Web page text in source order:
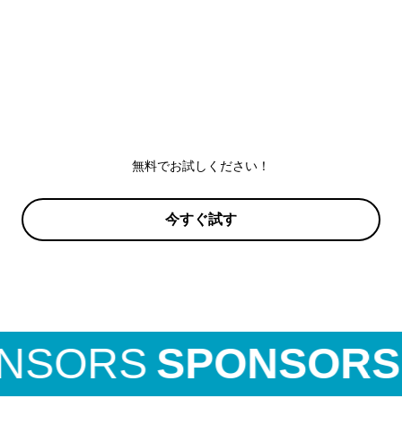
無料でお試しください！
今すぐ試す
SPONSORS